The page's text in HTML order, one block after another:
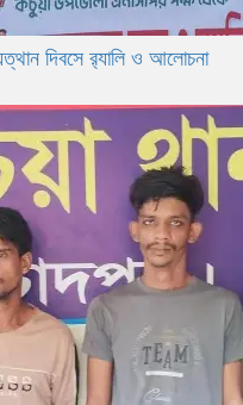
দিবসে র‌্যালি ও আলোচনা